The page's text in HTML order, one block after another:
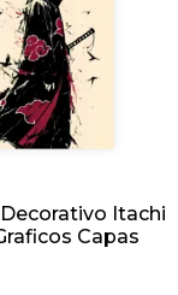
Itachi
Capas